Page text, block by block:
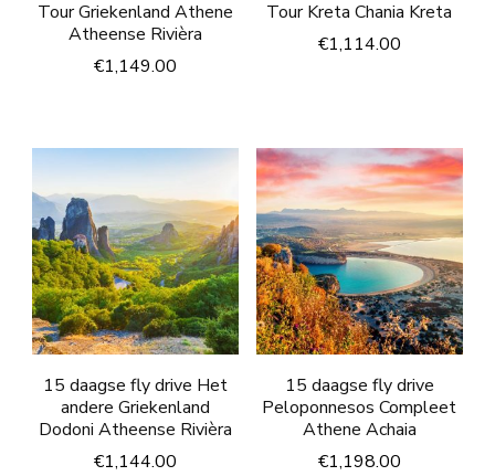
Tour Griekenland Athene
Atheense Rivièra
€1,149.00
Tour Kreta Chania Kreta
€1,114.00
15 daagse fly drive Het
andere Griekenland
Dodoni Atheense Rivièra
€1,144.00
15 daagse fly drive
Peloponnesos Compleet
Athene Achaia
€1,198.00